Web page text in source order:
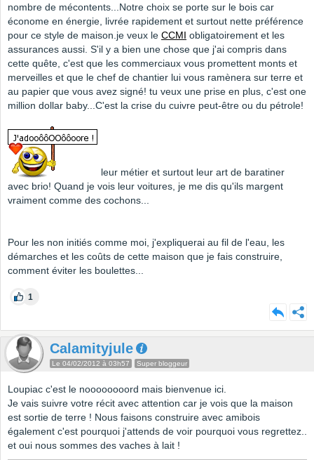
nombre de mécontents...Notre choix se porte sur le bois car
économe en énergie, livrée rapidement et surtout nette préférence
pour ce style de maison.je veux le CCMI obligatoirement et les
assurances aussi. S'il y a bien une chose que j'ai compris dans
cette quête, c'est que les commerciaux vous promettent monts et
merveilles et que le chef de chantier lui vous ramènera sur terre et
au papier que vous avez signé! tu veux une prise en plus, c'est one
million dollar baby...C'est la crise du cuivre peut-être ou du pétrole!
leur métier et surtout leur art de baratiner
avec brio! Quand je vois leur voitures, je me dis qu'ils margent
vraiment comme des cochons...
Pour les non initiés comme moi, j'expliquerai au fil de l'eau, les
démarches et les coûts de cette maison que je fais construire,
comment éviter les boulettes...
1
Calamityjule
Le 04/02/2012 à 03h57 Super bloggeur
Loupiac c'est le noooooooord mais bienvenue ici.
Je vais suivre votre récit avec attention car je vois que la maison
est sortie de terre ! Nous faisons construire avec amibois
également c'est pourquoi j'attends de voir pourquoi vous regrettez..
et oui nous sommes des vaches à lait !